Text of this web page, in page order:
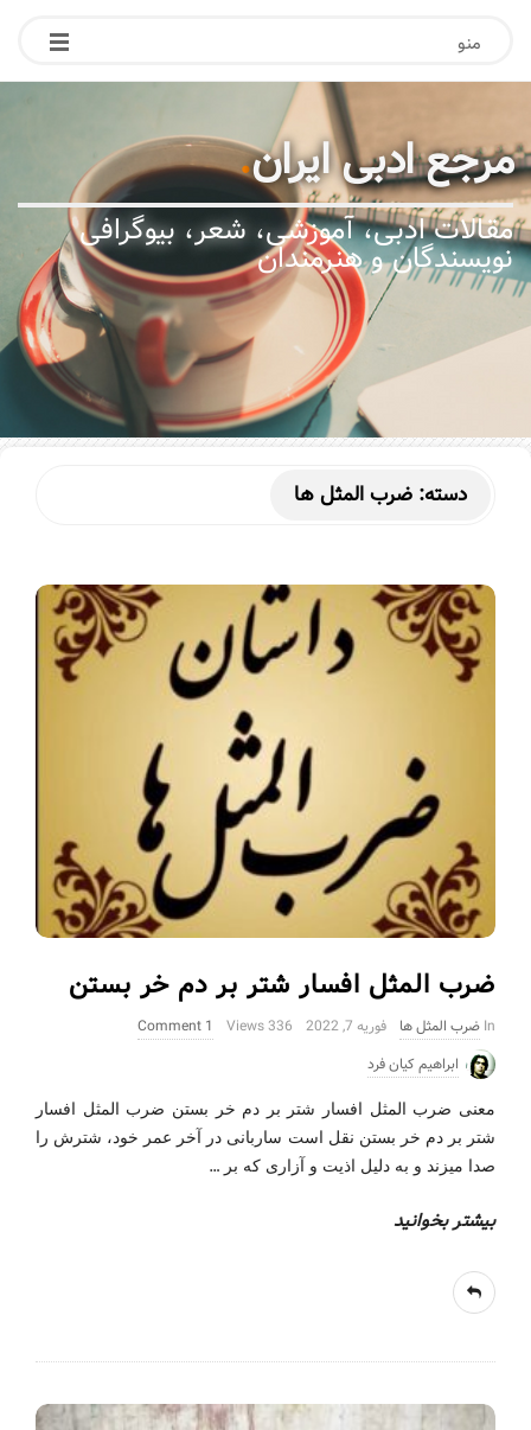
منو
مرجع ادبی ایران.
مقالات ادبی، آموزشی، شعر، بیوگرافی
نویسندگان و هنرمندان
دسته: ضرب المثل ها
ضرب المثل افسار شتر بر دم خر بستن
In ضرب المثل ها فوریه 7, 2022 336 Views
1 Comment
ابراهیم کیان فرد
معنی ضرب المثل افسار شتر بر دم خر بستن ضرب المثل افسار
شتر بر دم خر بستن نقل است ساربانی در آخر عمر خود، شترش را
صدا می‎زند و به دلیل اذیت و آزاری که بر
…
بیشتر بخوانید